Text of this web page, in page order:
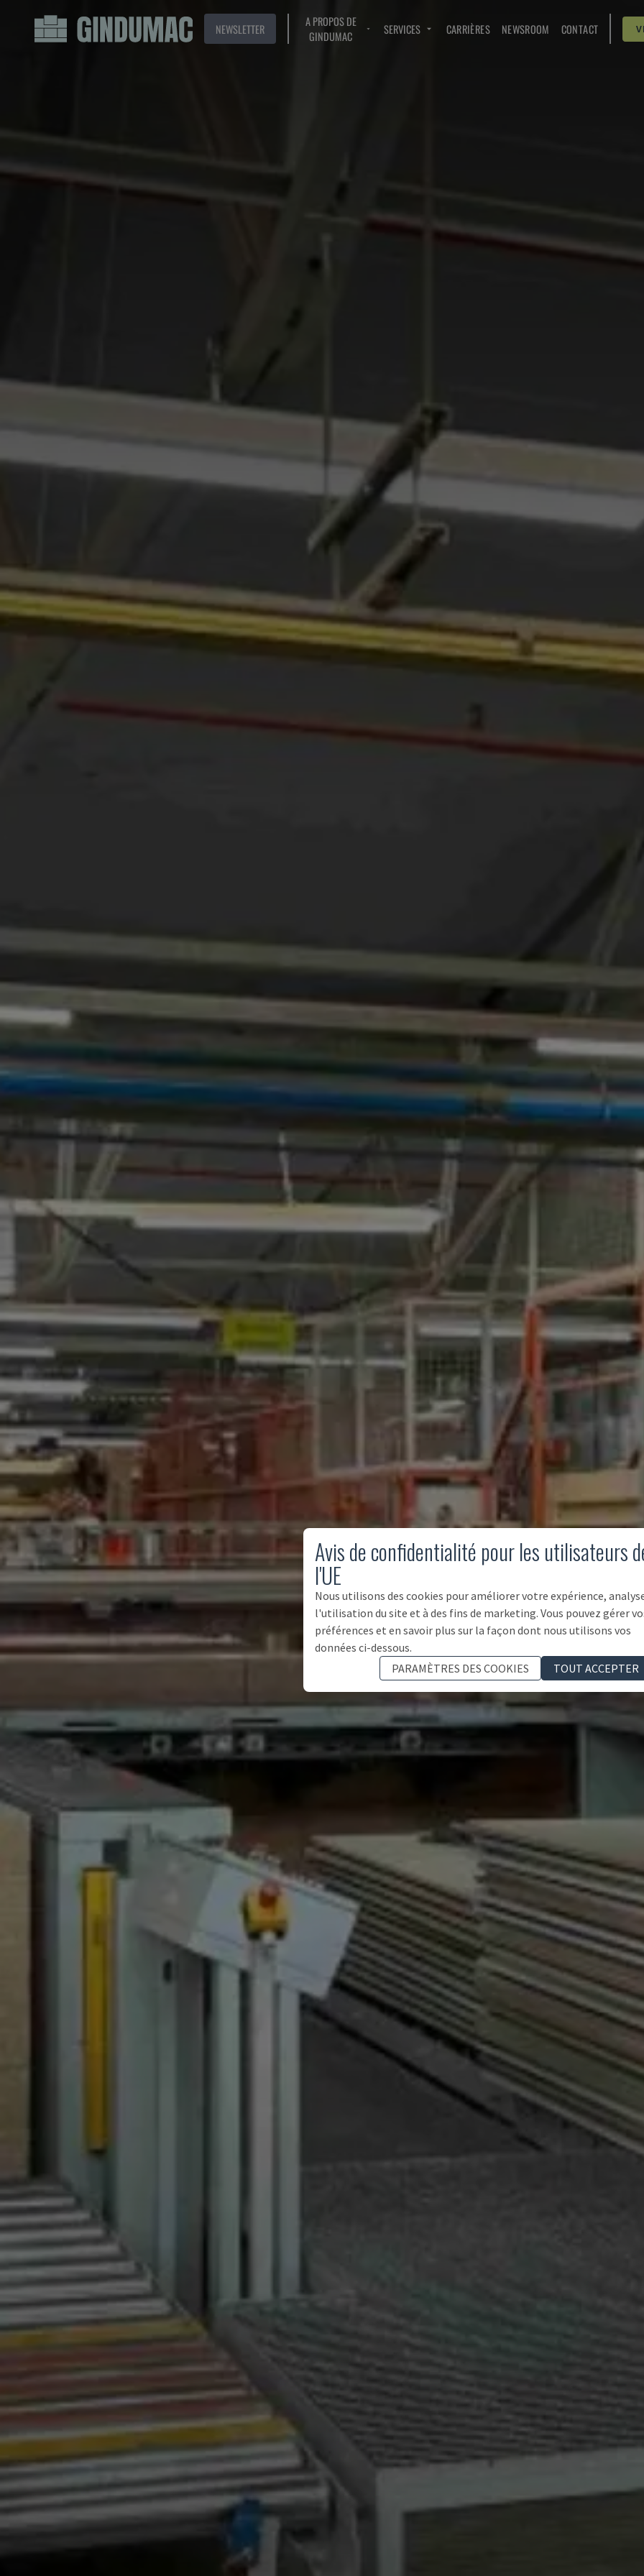
NEWSLETTER
A PROPOS DE
GINDUMAC
SERVICES CARRIÈRES NEWSROOM CONTACT
Avis de confidentialité pour les utilisateurs
l'UE
Nous utilisons des cookies pour améliorer votre expérience,
l'utilisation du site et à des fins de marketing. Vous pouvez gérer
préférences et en savoir plus sur la façon dont nous utilisons vos
données ci-dessous.
PARAMÈTRES DES COOKIES
TOUT ACCEPTER